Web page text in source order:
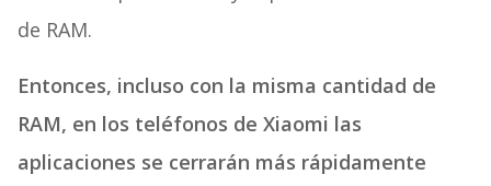
de RAM.
Entonces, incluso con la misma cantidad de
RAM, en los teléfonos de Xiaomi las
aplicaciones se cerrarán más rápidamente